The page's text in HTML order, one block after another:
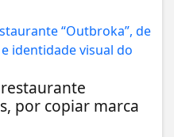
restaurante
por copiar marca